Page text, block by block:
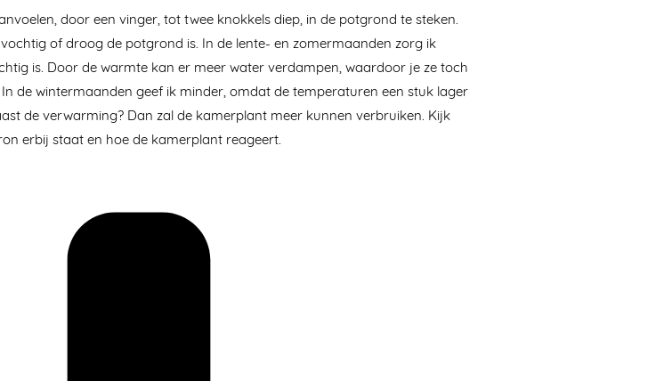
door een vinger, tot twee knokkels diep, in de potgrond te steken.
of droog de potgrond is. In de lente- en zomermaanden zorg ik
is. Door de warmte kan er meer water verdampen, waardoor je ze toch
de wintermaanden geef ik minder, omdat de temperaturen een stuk lager
de verwarming? Dan zal de kamerplant meer kunnen verbruiken. Kijk
erbij staat en hoe de kamerplant reageert.